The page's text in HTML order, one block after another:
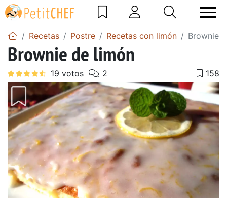
Recetas Postre Recetas con limón Brownie
Brownie de limón